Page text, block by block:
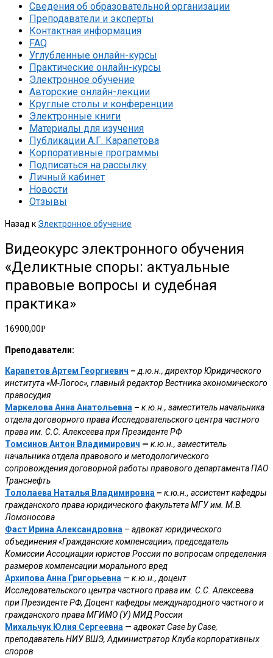
Сведения об образовательной организации
Преподаватели и эксперты
Контактная информация
FAQ
Углубленные онлайн-курсы
Практические онлайн-курсы
Электронное обучение
Авторские онлайн-лекции
Круглые столы и конференции
Электронные книги
Материалы для изучения
Публикации А.Г. Карапетова
Корпоративные программы
Подписаться на рассылку
Личный кабинет
Новости
Отзывы
Назад к Электронное обучение
Видеокурс электронного обучения
«Деликтные споры: актуальные
правовые вопросы и судебная
практика»
16900,00Р
Преподаватели:
Карапетов Артем Георгиевич – д.ю.н., директор Юридического
института «М-Логос», главный редактор Вестника экономического
правосудия
Маркелова Анна Анатольевна –к.ю.н., заместитель начальника
отдела договорного права Исследовательского центра частного
права им. С.С. Алексеева при Президенте РФ
Томсинов Антон Владимирович — к.ю.н., заместитель
начальника отдела правового и методологического
сопровождения договорной работы правового департамента ПАО
Транснефть
Тололаева Наталья Владимировна – к.ю.н., ассистент кафедры
гражданского права юридического факультета МГУ им. М.В.
Ломоносова
Фаст Ирина Александровна – адвокат юридического
объединения «Гражданские компенсации», председатель
Комиссии Ассоциации юристов России по вопросам определения
размеров компенсации морального вред
Архипова Анна Григорьевна — к.ю.н., доцент
Исследовательского центра частного права им. С.С. Алексеева
при Президенте РФ, Доцент кафедры международного частного и
гражданского права МГИМО (У) МИД России
Михальчук Юлия Сергеевна — адвокат Case by Case,
преподаватель НИУ ВШЭ, Администратор Клуба корпоративных
споров